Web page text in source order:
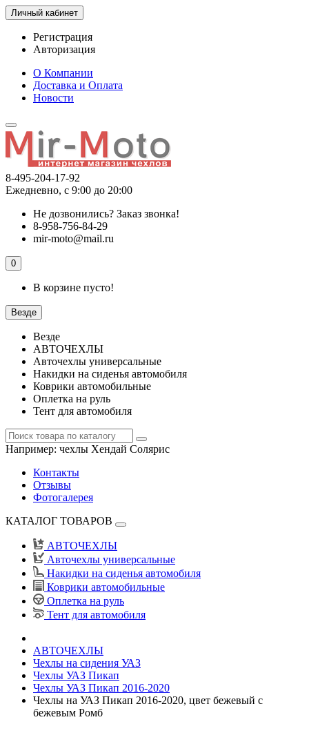
Личный кабинет
Регистрация
Авторизация
О Компании
Доставка и Оплата
Новости
8-495-204-17-92
Ежедневно, с 9:00 до 20:00
Не дозвонились? Заказ звонка!
8-958-756-84-29
mir-moto@mail.ru
0
В корзине пусто!
Везде
Везде
АВТОЧЕХЛЫ
Авточехлы универсальные
Накидки на сиденья автомобиля
Коврики автомобильные
Оплетка на руль
Тент для автомобиля
Например: чехлы Хендай Солярис
Контакты
Отзывы
Фотогалерея
КАТАЛОГ ТОВАРОВ
АВТОЧЕХЛЫ
Авточехлы универсальные
Накидки на сиденья автомобиля
Коврики автомобильные
Оплетка на руль
Тент для автомобиля
АВТОЧЕХЛЫ
Чехлы на сидения УАЗ
Чехлы УАЗ Пикап
Чехлы УАЗ Пикап 2016-2020
Чехлы на УАЗ Пикап 2016-2020, цвет бежевый с
бежевым Ромб